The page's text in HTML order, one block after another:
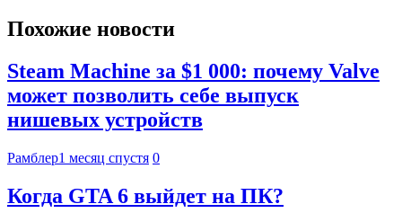
Похожие новости
Steam Machine за $1 000: почему Valve
может позволить себе выпуск
нишевых устройств
Рамблер1 месяц спустя 0
Когда GTA 6 выйдет на ПК?